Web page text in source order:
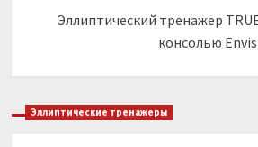
Эллиптический тренажер
консолью
Эллиптические тренажеры